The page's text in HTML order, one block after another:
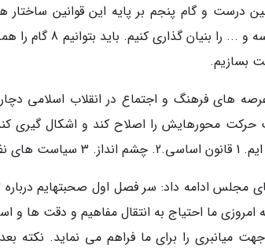
درست و گام پنجم بر پایه این قوانین ساختار
رسانه و خانواده و
بسازیم.
های فرهنگ و اجتماع در انقلاب اسلامی
محورهایش را اصلاح کند و اشکال گیری
مجلس ادامه داد: سر فصل اول صحبتهایم
امروزی ما احتیاج به انتقال مفاهیم و دقت
میانبری را برای ما فراهم می نماید. نکته